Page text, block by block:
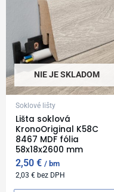
NIE JE SKLADOM
Soklové lišty
Lišta soklová
KronoOriginal K58C
8467 MDF fólia
58x18x2600 mm
2,50€ bm
2,03€ bez DPH